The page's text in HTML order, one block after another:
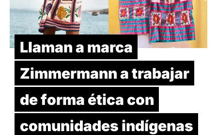
Llaman a marca
Zimmermann a trabajar
de forma ética con
comunidades indígenas